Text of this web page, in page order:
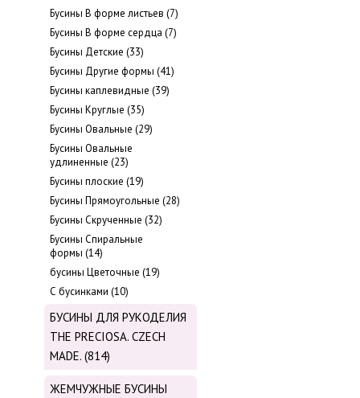
Бусины В форме листьев (7)
Бусины В форме сердца (7)
Бусины Детские (33)
Бусины Другие формы (41)
Бусины каплевидные (39)
Бусины Круглые (35)
Бусины Овальные (29)
Бусины Овальные
удлиненные (23)
Бусины плоские (19)
Бусины Прямоугольные (28)
Бусины Скрученные (32)
Бусины Спиральные
формы (14)
бусины Цветочные (19)
С бусинками (10)
БУСИНЫ ДЛЯ РУКОДЕЛИЯ
THE PRECIOSA. CZECH
MADE. (814)
ЖЕМЧУЖНЫЕ БУСИНЫ